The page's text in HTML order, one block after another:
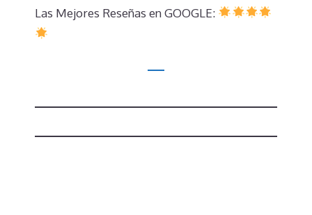
Las Mejores Reseñas en GOOGLE: